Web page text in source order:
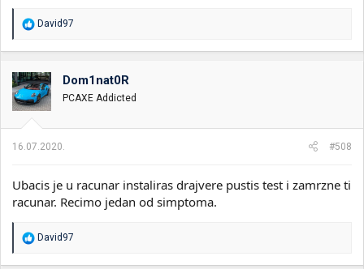
R
o
v
a
n
:
David97
Dom1nat0R
PCAXE Addicted
16.07.2020. #508
Ubacis je u racunar instaliras drajvere pustis test i zamrzne ti
racunar. Recimo jedan od simptoma.
R
a
David97